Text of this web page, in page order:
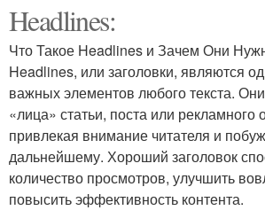
Headlines:
Что Такое Headlines и Зачем Они
Headlines, или заголовки, являются
важных элементов любого текста.
«лица» статьи, поста или рекламного
привлекая внимание читателя и
дальнейшему. Хороший заголовок
количество просмотров, улучшить
повысить эффективность контента.